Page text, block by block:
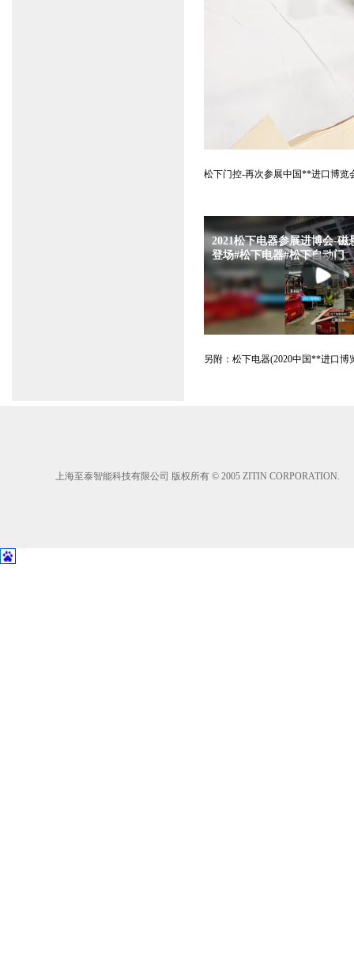
松下门控-再次参展中国**进口博览
另附：松下电器(2020中国**进口博
上海至泰智能科技有限公司 版权所有 © 2005 ZITIN CORPORATION.